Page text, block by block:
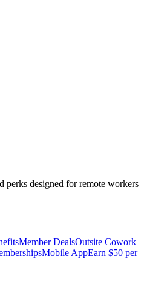
to be comfortable and
perks designed for remote workers
Member DealsOutsite Cowork
Mobile AppEarn $50 per